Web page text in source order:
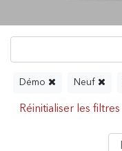
Démo Neuf